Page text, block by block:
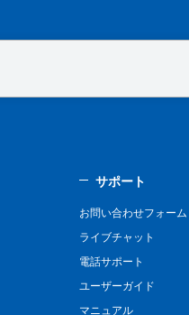
サポート
お問い合わせフォーム
ライブチャット
電話サポート
ユーザーガイド
マニュアル